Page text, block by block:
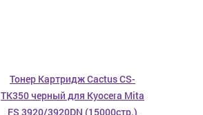
Тонер Картридж Cactus CS-
TK350 черный для Kyocera Mita
FS 3920/3920DN (15000стр.)